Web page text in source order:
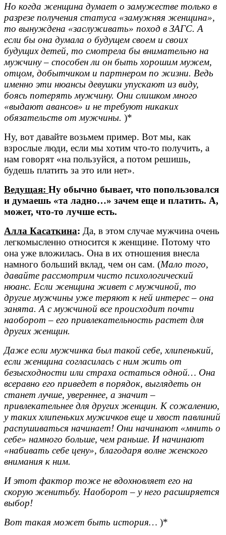
Но когда женщина думает о замужестве только в
разрезе получения статуса «замужняя женщина»,
то вынуждена «заслуживать» поход в ЗАГС. А
если бы она думала о будущем своем и своих
будущих детей, то смотрела бы внимательно на
мужчину – способен ли он быть хорошим мужем,
отцом, добытчиком и партнером по жизни. Ведь
именно эти нюансы девушки упускают из виду,
боясь потерять мужчину. Они слишком много
«выдают авансов» и не требуют никаких
обязательств от мужчины. )*
Ну, вот давайте возьмем пример. Вот мы, как
взрослые люди, если мы хотим что-то получить, а
нам говорят «на пользуйся, а потом решишь,
будешь платить за это или нет».
Ведущая: Ну обычно бывает, что попользовался
и думаешь «та ладно…» зачем еще и платить. А,
может, что-то лучше есть.
Алла Касаткина: Да, в этом случае мужчина очень
легкомысленно относится к женщине. Потому что
она уже вложилась. Она в их отношения внесла
намного больший вклад, чем он сам. (Мало того,
давайте рассмотрим чисто психологический
нюанс. Если женщина живет с мужчиной, то
другие мужчины уже теряют к ней интерес – она
занята. А с мужчиной все происходит почти
наоборот – его привлекательность растет для
других женщин.
Даже если мужчинка был такой себе, хлипенький,
если женщина согласилась с ним жить от
безысходности или страха остаться одной… Она
всеравно его приведет в порядок, выглядеть он
станет лучше, увереннее, а значит –
привлекательнее для других женщин. К сожалению,
у таких хлипеньких мужичков еще и хвост павлиний
распушиваться начинает! Они начинают «мнить о
себе» намного больше, чем раньше. И начинают
«набивать себе цену», благодаря волне женского
внимания к ним.
И этот фактор тоже не вдохновляет его на
скорую женитьбу. Наоборот – у него расширяется
выбор!
Вот такая может быть история… )*